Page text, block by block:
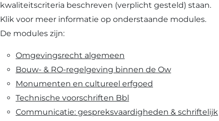
kwaliteitscriteria beschreven (verplicht gesteld) staan.
Klik voor meer informatie op onderstaande modules.
De modules zijn:
Omgevingsrecht algemeen
Bouw- & RO-regelgeving binnen de Ow
Monumenten en cultureel erfgoed
Technische voorschriften Bbl
Communicatie: gespreksvaardigheden & schriftelijk